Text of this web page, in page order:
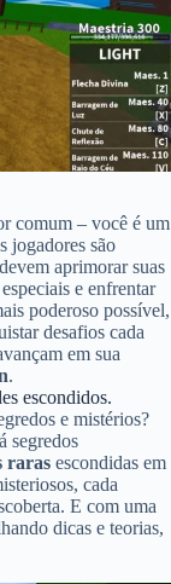
comum – você é um
jogadores são
aprimorar suas
e enfrentar
poderoso possível,
desafios cada
em sua
.
escondidos.
e mistérios?
segredos
raras escondidas em
cada
E com uma
dicas e teorias,